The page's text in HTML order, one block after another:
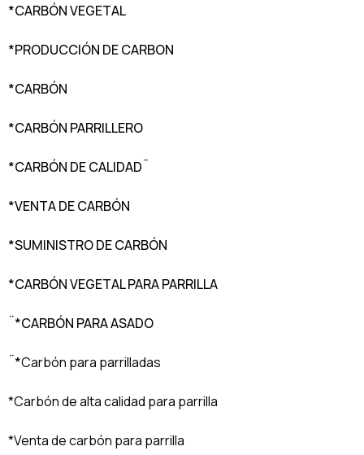
*CARBÓN VEGETAL
*PRODUCCIÓN DE CARBON
*CARBÓN
*CARBÓN PARRILLERO
*CARBÓN DE CALIDAD¨
*VENTA DE CARBÓN
*SUMINISTRO DE CARBÓN
*CARBÓN VEGETAL PARA PARRILLA
¨*CARBÓN PARA ASADO
¨*Carbón para parrilladas
*Carbón de alta calidad para parrilla
*Venta de carbón para parrilla